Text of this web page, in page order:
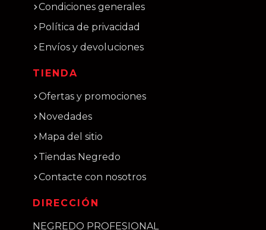
Condiciones generales
Política de privacidad
Envíos y devoluciones
TIENDA
Ofertas y promociones
Novedades
Mapa del sitio
Tiendas Negredo
Contacte con nosotros
DIRECCIÓN
NEGREDO PROFESIONAL